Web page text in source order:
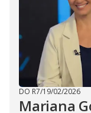
DO R7/19/02/2026
Mariana